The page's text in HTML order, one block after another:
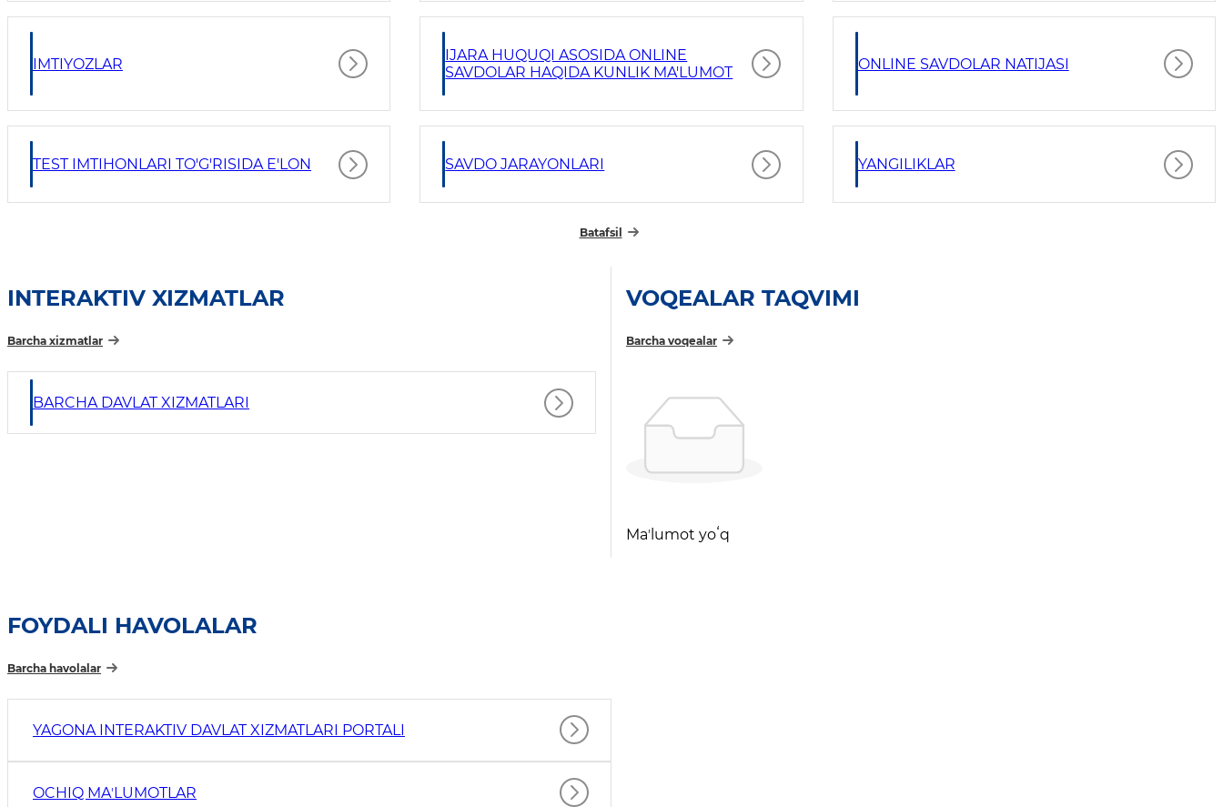
IMTIYOZLAR
IJARA HUQUQI ASOSIDA ONLINE
SAVDOLAR HAQIDA KUNLIK MA'LUMOT
ONLINE SAVDOLAR NATIJASI
TEST IMTIHONLARI TO'G'RISIDA E'LON SAVDO JARAYONLARI YANGILIKLAR
Batafsil
INTERAKTIV XIZMATLAR
Barcha xizmatlar
BARCHA DAVLAT XIZMATLARI
VOQEALAR TAQVIMI
Barcha voqealar
Maʼlumot yoʻq
FOYDALI HAVOLALAR
Barcha havolalar
YAGONA INTERAKTIV DAVLAT XIZMATLARI PORTALI
OCHIQ MAʼLUMOTLAR